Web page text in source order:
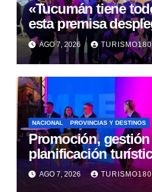
«Tucumán tiene
esta premisa
propuestas en el
Argentina
AGO 7, 2026
NACIONAL PROVINCIAS Y DESTINOS
Promoción,
planificación
recargada agenda
Buenos Aires
AGO 7, 2026